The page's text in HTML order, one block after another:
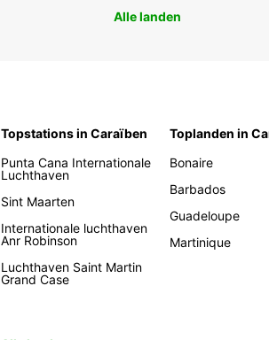
Alle landen
Topstations in Caraïben
Punta Cana Internationale
Luchthaven
Sint Maarten
Internationale luchthaven
Anr Robinson
Luchthaven Saint Martin
Grand Case
Toplanden in
Bonaire
Barbados
Guadeloupe
Martinique